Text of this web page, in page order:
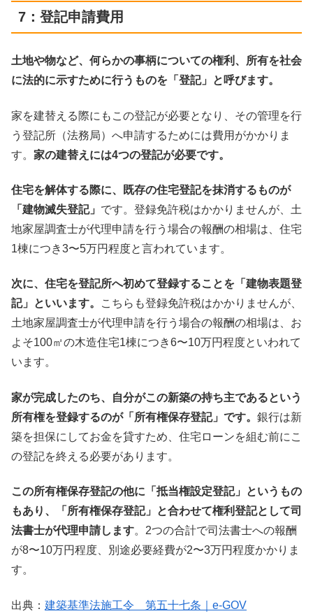
7：登記申請費用
土地や物など、何らかの事柄についての権利、所有を社会
に法的に示すために行うものを「登記」と呼びます。
家を建替える際にもこの登記が必要となり、その管理を行
う登記所（法務局）へ申請するためには費用がかかりま
す。 家の建替えには4つの登記が必要です。
住宅を解体する際に、既存の住宅登記を抹消するものが
「建物滅失登記」 です。登録免許税はかかりませんが、土
地家屋調査士が代理申請を行う場合の報酬の相場は、住宅
1棟につき3〜5万円程度と言われています。
次に、住宅を登記所へ初めて登録することを「建物表題登
記」といいます。
こちらも登録免許税はかかりませんが、
土地家屋調査士が代理申請を行う場合の報酬の相場は、お
よそ100㎡の木造住宅1棟につき6〜10万円程度といわれて
います。
家が完成したのち、自分がこの新築の持ち主であるという
所有権を登録するのが「所有権保存登記」です。 銀行は新
築を担保にしてお金を貸すため、住宅ローンを組む前にこ
の登記を終える必要があります。
この所有権保存登記の他に「抵当権設定登記」というもの
もあり、「所有権保存登記」と合わせて権利登記として司
法書士が代理申請します。2つの合計で司法書士への報酬
が8〜10万円程度、別途必要経費が2〜3万円程度かかりま
す。
出典： 建築基準法施工令 第五十七条｜e-GOV